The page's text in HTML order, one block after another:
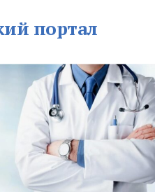
портал